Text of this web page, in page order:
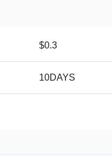
$0.3
10DAYS